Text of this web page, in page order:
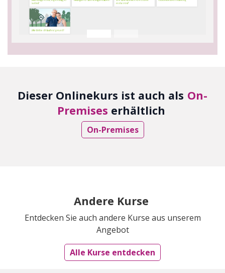
Dieser Onlinekurs ist auch als On-
Premises erhältlich
On-Premises
Andere Kurse
Entdecken Sie auch andere Kurse aus unserem
Angebot
Alle Kurse entdecken